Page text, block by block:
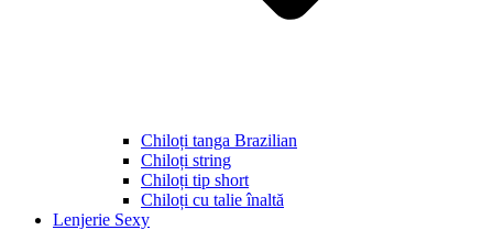
Chiloți tanga Brazilian
Chiloți string
Chiloți tip short
Chiloți cu talie înaltă
Lenjerie Sexy